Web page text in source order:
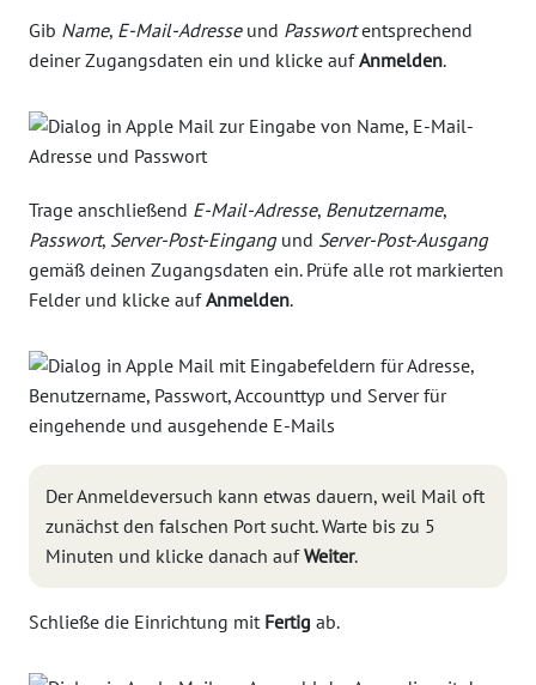
Gib Name, E-Mail-Adresseund Passwortentsprechend
deiner Zugangsdaten ein und klicke aufAnmelden.
Trage anschließend E-Mail-Adresse, Benutzername,
Passwort, Server-Post-Eingangund Server-Post-Ausgang
gemäß deinen Zugangsdaten ein. Prüfe alle rot markierten
Felder und klicke aufAnmelden.
Der Anmeldeversuch kann etwas dauern, weil Mail oft
zunächst den falschen Port sucht. Warte bis zu 5
Minuten und klicke danach aufWeiter.
Schließe die Einrichtung mit Fertig ab.